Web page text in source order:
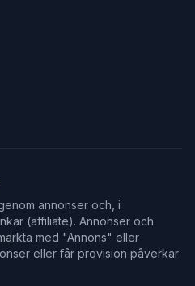
annonser och, i
(affiliate). Annonser och
med "Annons" eller
eller får provision påverkar